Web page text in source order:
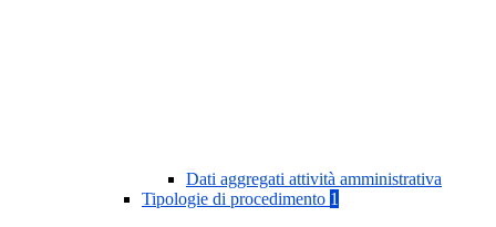
Dati aggregati attività amministrativa
Tipologie di procedimento 1